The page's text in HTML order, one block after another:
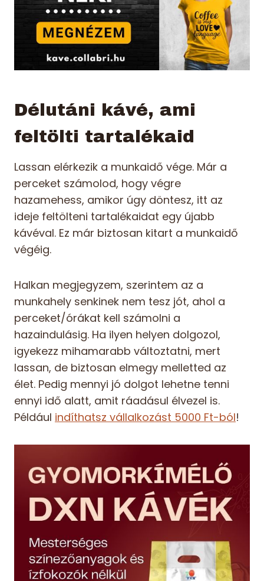
Délutáni kávé, ami
feltölti tartalékaid
Lassan elérkezik a munkaidő vége. Már a
perceket számolod, hogy végre
hazamehess, amikor úgy döntesz, itt az
ideje feltölteni tartalékaidat egy újabb
kávéval. Ez már biztosan kitart a munkaidő
végéig.
Halkan megjegyzem, szerintem az a
munkahely senkinek nem tesz jót, ahol a
perceket/órákat kell számolni a
hazaindulásig. Ha ilyen helyen dolgozol,
igyekezz mihamarabb változtatni, mert
lassan, de biztosan elmegy melletted az
élet. Pedig mennyi jó dolgot lehetne tenni
ennyi idő alatt, amit ráadásul élvezel is.
Például indíthatsz vállalkozást 5000 Ft-ból!